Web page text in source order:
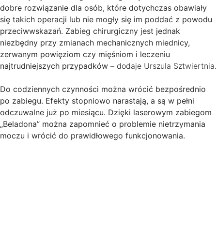
dobre rozwiązanie dla osób, które dotychczas obawiały
się takich operacji lub nie mogły się im poddać z powodu
przeciwwskazań. Zabieg chirurgiczny jest jednak
niezbędny przy zmianach mechanicznych miednicy,
zerwanym powięziom czy mięśniom i leczeniu
najtrudniejszych przypadków – dodaje Urszula Sztwiertnia.
Do codziennych czynności można wrócić bezpośrednio
po zabiegu. Efekty stopniowo narastają, a są w pełni
odczuwalne już po miesiącu. Dzięki laserowym zabiegom
„Beladona” można zapomnieć o problemie nietrzymania
moczu i wrócić do prawidłowego funkcjonowania.